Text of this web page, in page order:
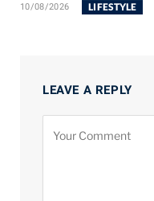
10/08/2026 LIFESTYLE
LEAVE A REPLY